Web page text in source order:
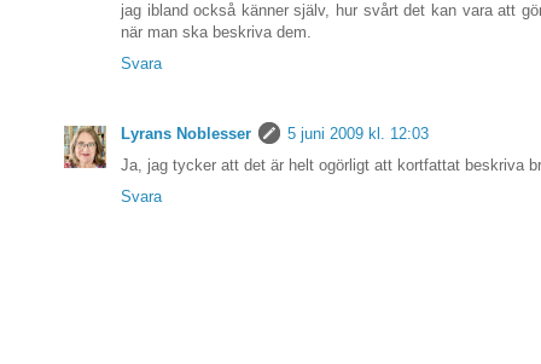
jag ibland också känner själv, hur svårt det kan vara att
när man ska beskriva dem.
Svara
Lyrans Noblesser
5 juni 2009 kl. 12:03
Ja, jag tycker att det är helt ogörligt att kortfattat beskriva
Svara